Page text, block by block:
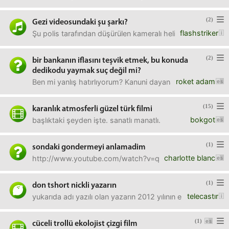
(2)
Gezi videosundaki şu şarkı?
flashstriker
Şu polis tarafından düşürülen kameralı helikopterin
(2)
bir bankanın iflasını teşvik etmek, bu konuda
dedikodu yaymak suç değil mi?
roket adam
Ben mi yanlış hatırlıyorum? Kanuni dayanağı neydi bunun
(15)
karanlık atmosferli güzel türk filmi
bokgot
başlıktaki şeyden işte. sanatlı manatlı.
(1)
sondaki gondermeyi anlamadim
charlotte blanc
http://www.youtube.com/watch?v=qSkmWXLh-
(1)
don tshort nickli yazarın
telecastır
yukarıda adı yazılı olan yazarın 2012 yılının en
(1)
cüceli trollü ekolojist çizgi film